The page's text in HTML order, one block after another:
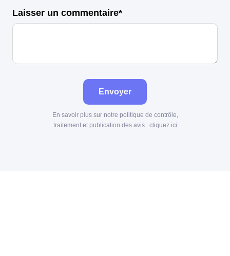
Laisser un commentaire*
Envoyer
En savoir plus sur notre politique de contrôle,
traitement et publication des avis : cliquez ici